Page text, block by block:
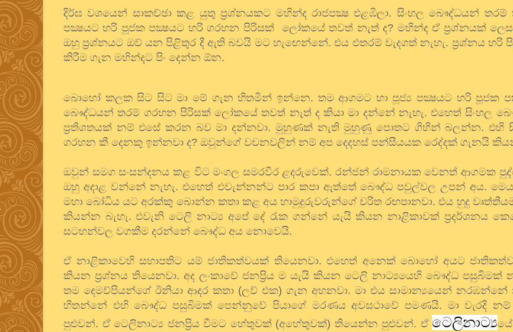
දිර්ඝ වශයෙන් සාකච්ඡා කළ යුතු ප්‍රශ්නයකට මහින්ද රාජපක්‍ෂ එළඹිලා. සිංහල බෞද්ධයන්
පක්‍ෂයට හරි පූජක පක්‍ෂයට හරි ගරහන පිරිසක් ලෝකයේ තවත් නැත් ද? මහින්ද ඒ ප්‍රශ්නයක්
ඔහු ප්‍රශ්නයට ඔව් යන පිළිතුර දී ඇති බවයි මට හැඟෙන්නේ. එය එතරම් වැදගත් නැහැ. ප්‍රශ්නය හරි
කිරීම ගැන මහින්දට පිං දෙන්න ඕන.
බොහෝ කලක සිට සිට මා මේ ගැන හිතමින් ඉන්නෙ. තම ආගමට හා පූජ්‍ය පක්‍ෂයට හරි පූජක
බෞද්ධයන් තරම් ගරහන පිරිසක් ලෝකයේ තවත් නැත් ද කියා මා දන්නේ නැහැ. එහෙත් සිංහල
ප්‍රතිශතයක් නම් එසේ කරන බව මා දන්නවා. මුහුණක් නැති මුහුණු පොතට ගිහින් බලන්න. එහි
ගරහන කී දෙනකු ඉන්නවා ද? ඔවුන්ගේ වචනවලින් නම් අප දෙදහස් පන්සීයයක රෙද්දක් ගැනයි
ඔවුන් සමග සංසන්දනය කළ විට මංගල සමරවීර ළදරුවෙක්. රන්ජන් රාමනායක වෙනත් ආගමක
ඔහු අදාළ වන්නේ නැහැ. එහෙත් එවැන්නන්ට පාර කපා ඇත්තේ බෞද්ධ පවුල්වල උපන් අය. මෙය
මහා බෝධිය යට අරක්කු බොන්න කතා කළ අය හාමුදුරුවරුන්ගේ චරිත රඟපානවා. එය හුදු
කියන්න බැහැ. එවැනි ටෙලි නාට්‍ය අපේ දේ රැක ගන්නේ යැයි කියන නාළිකාවක් ප්‍රදර්ශනය
සටහන්වල වගකීම දරන්නේ බෞද්ධ අය නොවෙයි.
ඒ නාළිකාවෙහි සභාපතිට යම් ජාතිකත්වයක් තියෙනවා. එහෙත් අනෙක් බොහෝ අයට
කියන ප්‍රශ්නය තියෙනවා. අද ලංකාවේ ජනප්‍රිය ම යැයි කියන ටෙලි නාට්‍යයෙහි බෞද්ධ පසුබිමක්
තම දෙමව්පියන්ගේ ඊනියා ආදර කතා (ලව් එක) ගැන අහනවා. මා එය සාමාන්‍යයෙන් නරඹන්නේ
හිතන්නේ එහි බෞද්ධ පසුබිමක් පෙන්නුවේ පියාගේ මරණය අවසථාවේ පමණයි. මා වැරදි
පුළුවන්. ඒ ටෙලිනාට්‍ය ජනප්‍රිය වීමට හේතුවක් (අහේතුවක්) තියෙන්න පුළුවන්. ඒ ටෙලිනාට්‍ය